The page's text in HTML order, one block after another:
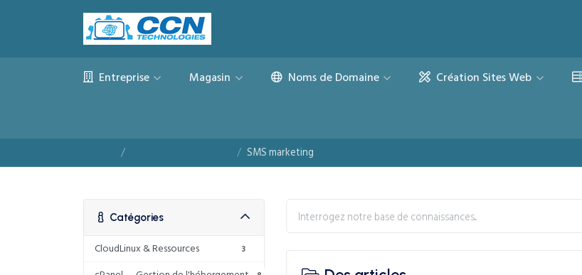
Entreprise Magasin Noms de Domaine Création Sites Web
SMS marketing
Catégories
CloudLinux & Ressources 3